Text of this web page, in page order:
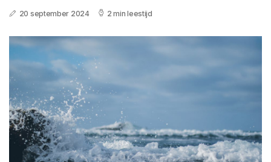
20 september 2024 2 min leestijd